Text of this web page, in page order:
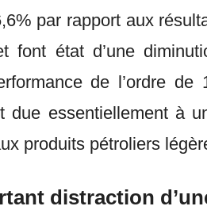
par rapport aux
font état d’une
de l’ordre
due essentiellement à
produits pétroliers
distraction